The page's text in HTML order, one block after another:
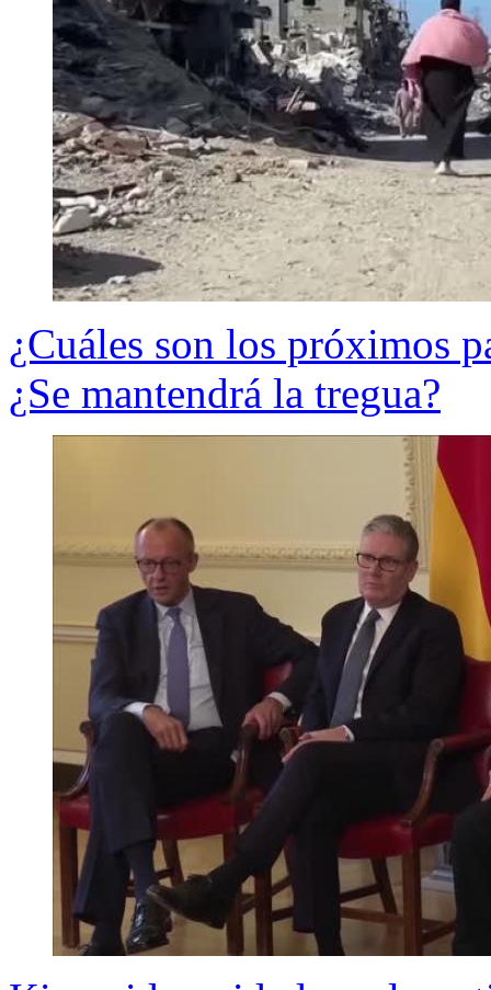
¿Cuáles son los próximos
¿Se mantendrá la tregua?